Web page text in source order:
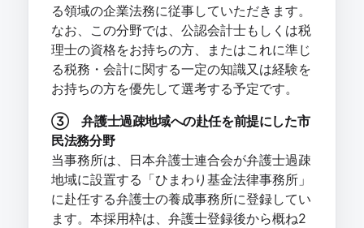
る領域の企業法務に従事していただきます。
なお、この分野では、公認会計士もしくは税
理士の資格をお持ちの方、またはこれに準じ
る税務・会計に関する一定の知識又は経験を
お持ちの方を優先して選考する予定です。
③ 弁護士過疎地域への赴任を前提にした市
民法務分野
当事務所は、日本弁護士連合会が弁護士過疎
地域に設置する「ひまわり基金法律事務所」
に赴任する弁護士の養成事務所に登録してい
ます。本採用枠は、弁護士登録後から概ね2